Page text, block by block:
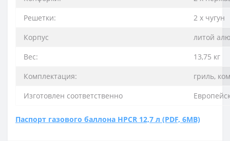
Решетки:
2 х чугун
Корпус
литой
Вес:
13,75 кг
Комплектация:
гриль,
Изготовлен соответственно
Паспорт газового баллона HPCR 12,7 л (PDF, 6MB)